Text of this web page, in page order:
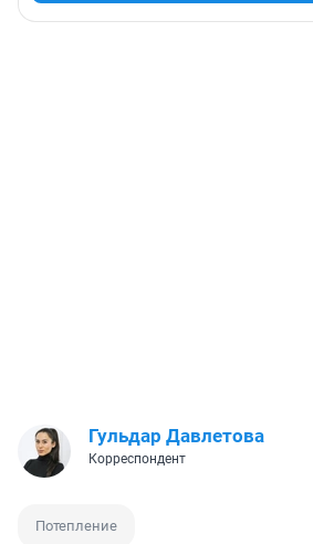
Гульдар Давлетова
Корреспондент
Потепление